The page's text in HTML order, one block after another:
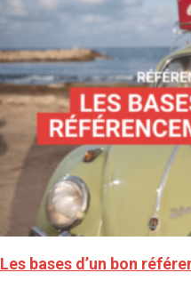
Les bases d’un bon